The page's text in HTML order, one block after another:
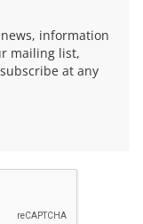
information
mailing list,
at any